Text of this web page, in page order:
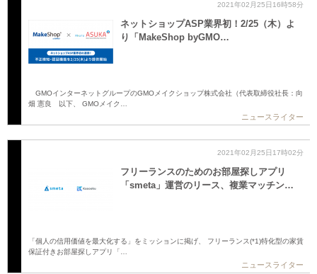
2021年02月25日16時58分
ネットショップASP業界初！2/25（木）よ
り「MakeShop byGMO…
GMOインターネットグループのGMOメイクショップ株式会社（代表取締役社長：向
畑 憲良 以下、 GMOメイク…
ニュースライター
2021年02月25日17時02分
フリーランスのためのお部屋探しアプリ
「smeta」運営のリース、複業マッチン…
「個人の信用価値を最大化する」をミッションに掲げ、 フリーランス(*1)特化型の家賃
保証付きお部屋探しアプリ「…
ニュースライター